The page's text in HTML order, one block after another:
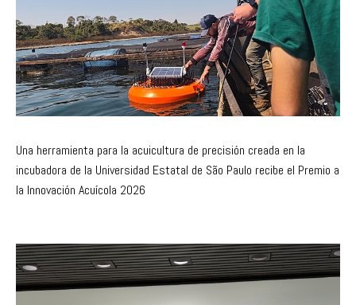
Una herramienta para la acuicultura de precisión creada en la
incubadora de la Universidad Estatal de São Paulo recibe el Premio a
la Innovación Acuícola 2026